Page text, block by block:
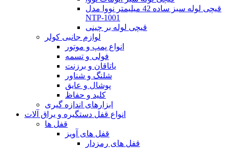
قیچی لوله سبز ساده 42 میلیمتر نووا مدل
NTP-1001
قیچی لوله بر چینی
لوازم جانبی کولر
انواع پمپ و موتور
فولی و تسمه
یاتاقان و برزنت
شلنگ و شناور
پوشال و عایق
کلید و حفاظ
ابزارهای اندازه گیری
انواع قفل دستگیره و یراق آلات
قفل ها
قفل های آویز
قفل های رمزدار